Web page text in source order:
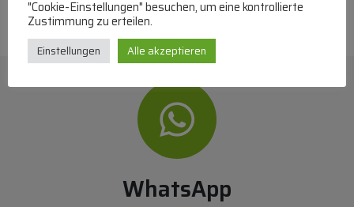
WhatsApp
"Cookie-Einstellungen" besuchen, um eine kontrollierte
Zustimmung zu erteilen.
Einstellungen Alle akzeptieren